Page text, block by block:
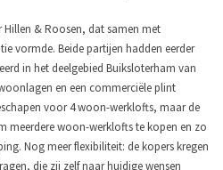
& Roosen, dat samen met
vormde. Beide partijen hadden eerder
in het deelgebied Buiksloterham van
en een commerciële plint
voor 4 woon-werklofts, maar de
meerdere woon-werklofts te kopen en zo
Nog meer flexibiliteit: de kopers kregen
die zij zelf naar huidige wensen